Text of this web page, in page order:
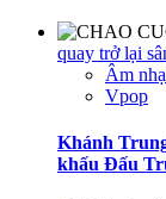
quay trở lại
Âm
Vpop
Khánh
khấu Đấu